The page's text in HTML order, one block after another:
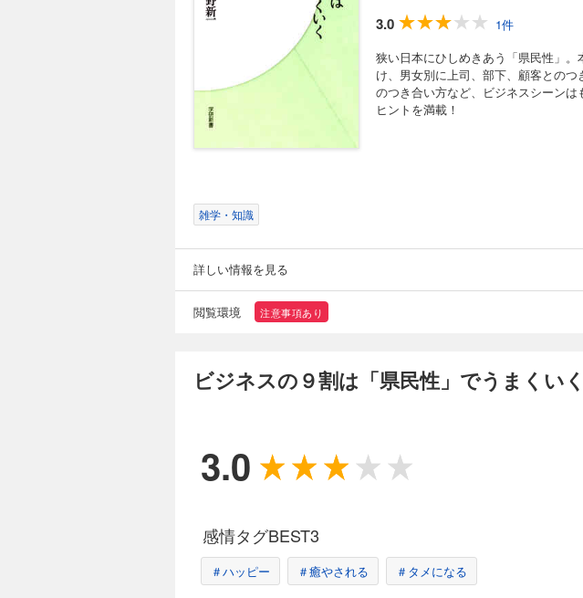
3.0
1件
狭い日本にひしめきあう「県民性」
け、男女別に上司、部下、顧客との
のつき合い方など、ビジネスシーン
ヒントを満載！
雑学・知識
詳しい情報を見る
閲覧環境 注意事項あり
ビジネスの９割は「県民性」でうまくい
3.0
感情タグBEST3
＃ハッピー ＃癒やされる ＃タメになる